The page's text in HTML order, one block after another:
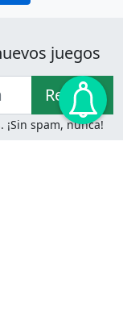
juegos
Recibir!
¡Sin spam, nunca!